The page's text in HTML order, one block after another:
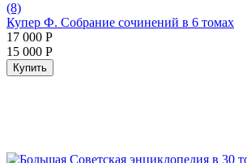
(8)
Купер Ф. Собрание сочинений в 6 томах
17 000 Р
15 000 Р
Купить